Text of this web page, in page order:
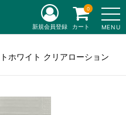
MENU
新規会員登録 カート
0
ホワイト クリアローション